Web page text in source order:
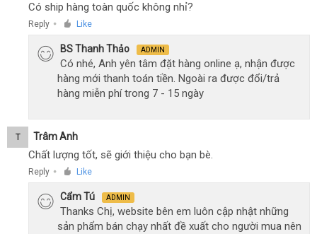
Có ship hàng toàn quốc không nhỉ?
Reply ● Like
BS Thanh Thảo ADMIN
Có nhé, Anh yên tâm đặt hàng online ạ, nhận được
hàng mới thanh toán tiền. Ngoài ra được đổi/trả
hàng miễn phí trong 7 - 15 ngày
T Trâm Anh
Chất lượng tốt, sẽ giới thiệu cho bạn bè.
Reply ● Like
Cẩm Tú ADMIN
Thanks Chị, website bên em luôn cập nhật những
sản phẩm bán chạy nhất đề xuất cho người mua nên